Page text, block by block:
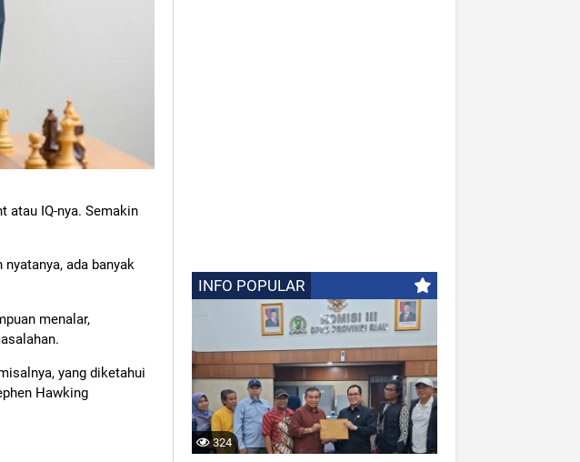
atau IQ-nya. Semakin
ada banyak
menalar,
yang diketahui
Hawking
INFO POPULAR
324